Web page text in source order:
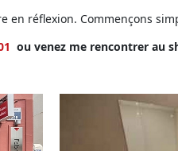
en réflexion. Commençons
ou venez me rencontrer au